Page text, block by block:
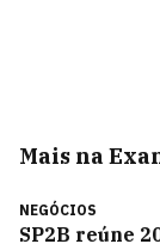
Mais na
NEGÓCIOS
SP2B reúne